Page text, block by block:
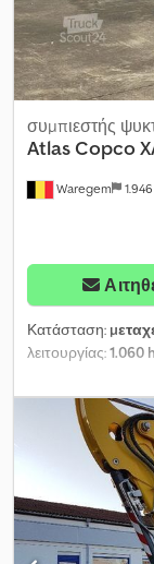
Waregem
συμπιεστής
Atlas Copco
Κατάσταση:
λειτουργίας:1.060 h
χωρίς φορτίο:
m³/m Τύπος
λειτουργίας: 7
Τμήμα Πωλήσεων